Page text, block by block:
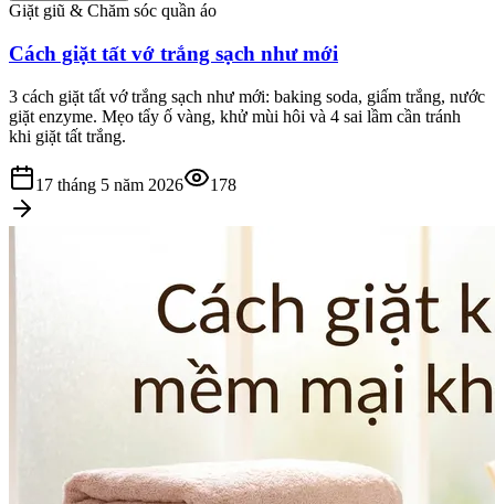
Giặt giũ & Chăm sóc quần áo
Cách giặt tất vớ trắng sạch như mới
3 cách giặt tất vớ trắng sạch như mới: baking soda, giấm trắng, nước
giặt enzyme. Mẹo tẩy ố vàng, khử mùi hôi và 4 sai lầm cần tránh
khi giặt tất trắng.
17 tháng 5 năm 2026 178